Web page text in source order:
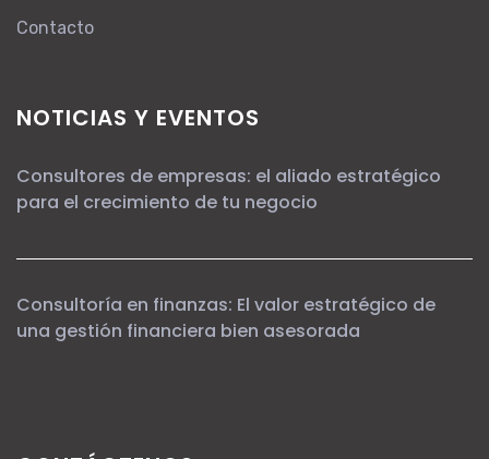
Contacto
NOTICIAS Y EVENTOS
Consultores de empresas: el aliado estratégico
para el crecimiento de tu negocio
Consultoría en finanzas: El valor estratégico de
una gestión financiera bien asesorada